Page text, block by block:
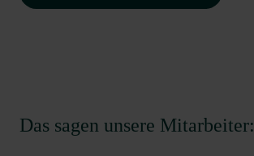
Das sagen unsere Mitarbeiter: